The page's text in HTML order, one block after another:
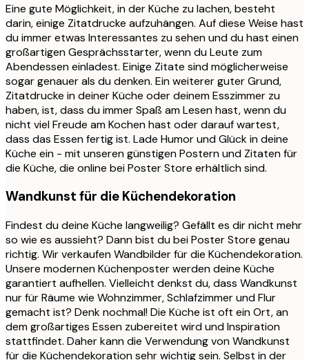
Eine gute Möglichkeit, in der Küche zu lachen, besteht
darin, einige Zitatdrucke aufzuhängen. Auf diese Weise hast
du immer etwas Interessantes zu sehen und du hast einen
großartigen Gesprächsstarter, wenn du Leute zum
Abendessen einladest. Einige Zitate sind möglicherweise
sogar genauer als du denken. Ein weiterer guter Grund,
Zitatdrucke in deiner Küche oder deinem Esszimmer zu
haben, ist, dass du immer Spaß am Lesen hast, wenn du
nicht viel Freude am Kochen hast oder darauf wartest,
dass das Essen fertig ist. Lade Humor und Glück in deine
Küche ein - mit unseren günstigen Postern und Zitaten für
die Küche, die online bei Poster Store erhältlich sind.
Wandkunst für die Küchendekoration
Findest du deine Küche langweilig? Gefällt es dir nicht mehr
so ​​wie es aussieht? Dann bist du bei Poster Store genau
richtig. Wir verkaufen Wandbilder für die Küchendekoration.
Unsere modernen Küchenposter werden deine Küche
garantiert aufhellen. Vielleicht denkst du, dass Wandkunst
nur für Räume wie Wohnzimmer, Schlafzimmer und Flur
gemacht ist? Denk nochmal! Die Küche ist oft ein Ort, an
dem großartiges Essen zubereitet wird und Inspiration
stattfindet. Daher kann die Verwendung von Wandkunst
für die Küchendekoration sehr wichtig sein. Selbst in der